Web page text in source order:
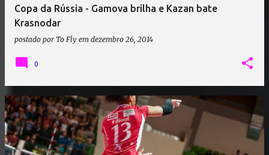
Copa da Rússia - Gamova brilha e Kazan bate
Krasnodar
postado por To Fly em dezembro 26, 2014
0